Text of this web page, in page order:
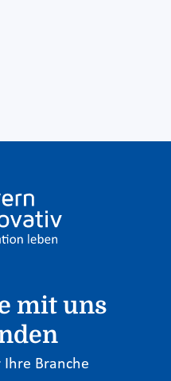
mit uns
Ihre Branche